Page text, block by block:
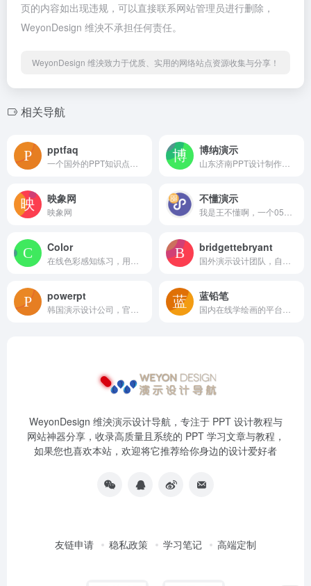
页的内容如出现违规，可以直接联系网站管理员进行删除，
WeyonDesign 维泱不承担任何责任。
WeyonDesign 维泱致力于优质、实用的网络站点资源收集与分享！
相关导航
pptfaq 博纳演示
映象网
映象网
不懂演示
Color bridgettebryant
powerpt 蓝铅笔
WeyonDesign 维泱演示设计导航，专注于 PPT 设计教程与
网站神器分享，收录高质量且系统的 PPT 学习文章与教程，
如果您也喜欢本站，欢迎将它推荐给你身边的设计爱好者
友链申请 稳私政策 学习笔记 高端定制